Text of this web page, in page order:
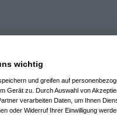
wichtig
und greifen auf
Gerät zu. Durch Auswahl von
verarbeiten Daten, um Ihnen
oder Widerruf Ihrer Einwilligung